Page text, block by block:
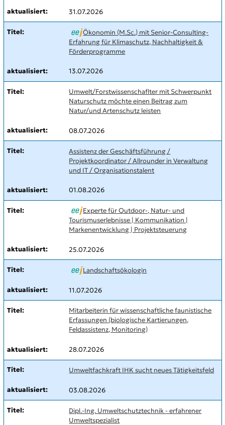
31.07.2026
Ökonomin (M.Sc.) mit Senior-Consulting-
Erfahrung für Klimaschutz, Nachhaltigkeit &
Förderprogramme
13.07.2026
Umwelt/Forstwissenschaflter mit Schwerpunkt
Naturschutz möchte einen Beitrag zum
Natur/und Artenschutz leisten
08.07.2026
Assistenz der Geschäftsführung /
Projektkoordinator / Allrounder in Verwaltung
und IT / Organisationstalent
01.08.2026
Experte für Outdoor-, Natur- und
Tourismuserlebnisse | Kommunikation |
Markenentwicklung | Projektsteuerung
25.07.2026
Landschaftsökologin
11.07.2026
Mitarbeiterin für wissenschaftliche faunistische
Erfassungen (biologische Kartierungen,
Feldassistenz, Monitoring)
28.07.2026
Umweltfachkraft IHK sucht neues Tätigkeitsfeld
03.08.2026
Dipl.-Ing. Umweltschutztechnik - erfahrener
Umweltspezialist